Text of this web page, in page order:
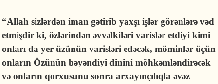
“Allah sizlərdən iman gətirib yaxşı işlər görənlərə vəd
etmişdir ki, özlərindən əvvəlkiləri varislər etdiyi kimi
onları da yer üzünün varisləri edəcək, möminlər üçün
onların Özünün bəyəndiyi dinini möhkəmləndirəcək
və onların qorxusunu sonra arxayınçılıqla əvəz